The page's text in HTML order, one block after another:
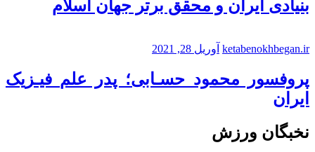
بنیادی ایران و محقق برتر جهان اسلام
ketabenokhbegan.ir آوریل 28, 2021
پروفسور محمود حسـابی؛ پدر علم فیـزیک
ایران
نخبگان ورزش